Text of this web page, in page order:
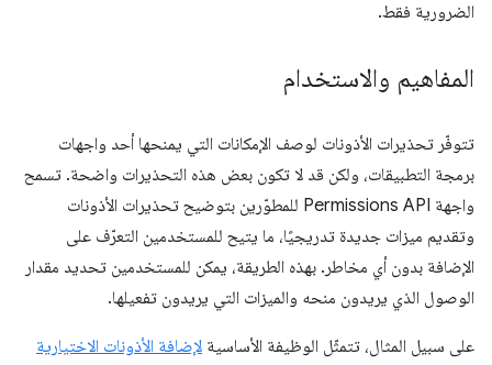
الضرورية فقط.
المفاهيم والاستخدام
تتوفّر تحذيرات الأذونات لوصف الإمكانات التي يمنحها أحد واجهات
برمجة التطبيقات، ولكن قد لا تكون بعض هذه التحذيرات واضحة. تسمح
واجهة Permissions API للمطوّرين بتوضيح تحذيرات الأذونات
وتقديم ميزات جديدة تدريجيًا، ما يتيح للمستخدمين التعرّف على
الإضافة بدون أي مخاطر. بهذه الطريقة، يمكن للمستخدمين تحديد مقدار
الوصول الذي يريدون منحه والميزات التي يريدون تفعيلها.
على سبيل المثال، تتمثّل الوظيفة الأساسية لإضافة الأذونات الاختيارية